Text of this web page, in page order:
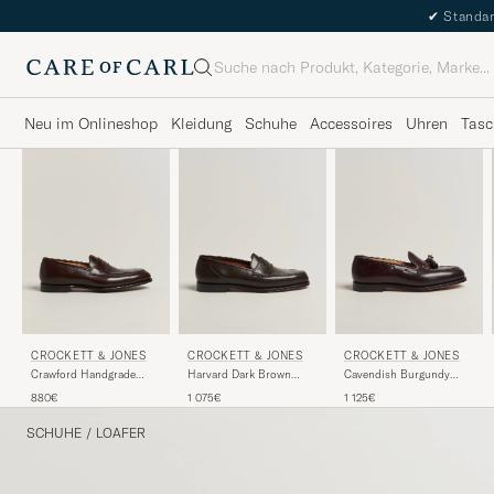
✔
Suche
Neu im Onlineshop Kleidung Schuhe Accessoires Uhren
CROCKETT & JONES
Crawford Handgrade
Antique Calf
880€
CROCKETT & JONES
Harvard Dark Brown
1 075€
CROCKETT & JONES
Cavendish Burgundy
1 125€
SCHUHE / LOAFER